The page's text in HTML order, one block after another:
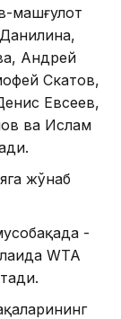
машғулот
Андрей
Скатов,
Евсеев,
ва Ислам
жўнаб
-
WTA